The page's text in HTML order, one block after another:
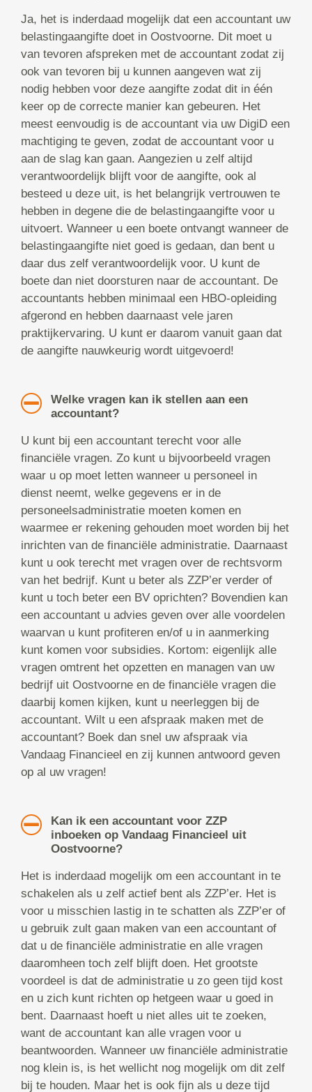
Ja, het is inderdaad mogelijk dat een accountant uw
belastingaangifte doet in Oostvoorne. Dit moet u
van tevoren afspreken met de accountant zodat zij
ook van tevoren bij u kunnen aangeven wat zij
nodig hebben voor deze aangifte zodat dit in één
keer op de correcte manier kan gebeuren. Het
meest eenvoudig is de accountant via uw DigiD een
machtiging te geven, zodat de accountant voor u
aan de slag kan gaan. Aangezien u zelf altijd
verantwoordelijk blijft voor de aangifte, ook al
besteed u deze uit, is het belangrijk vertrouwen te
hebben in degene die de belastingaangifte voor u
uitvoert. Wanneer u een boete ontvangt wanneer de
belastingaangifte niet goed is gedaan, dan bent u
daar dus zelf verantwoordelijk voor. U kunt de
boete dan niet doorsturen naar de accountant. De
accountants hebben minimaal een HBO-opleiding
afgerond en hebben daarnaast vele jaren
praktijkervaring. U kunt er daarom vanuit gaan dat
de aangifte nauwkeurig wordt uitgevoerd!
Welke vragen kan ik stellen aan een
accountant?
U kunt bij een accountant terecht voor alle
financiële vragen. Zo kunt u bijvoorbeeld vragen
waar u op moet letten wanneer u personeel in
dienst neemt, welke gegevens er in de
personeelsadministratie moeten komen en
waarmee er rekening gehouden moet worden bij het
inrichten van de financiële administratie. Daarnaast
kunt u ook terecht met vragen over de rechtsvorm
van het bedrijf. Kunt u beter als ZZP’er verder of
kunt u toch beter een BV oprichten? Bovendien kan
een accountant u advies geven over alle voordelen
waarvan u kunt profiteren en/of u in aanmerking
kunt komen voor subsidies. Kortom: eigenlijk alle
vragen omtrent het opzetten en managen van uw
bedrijf uit Oostvoorne en de financiële vragen die
daarbij komen kijken, kunt u neerleggen bij de
accountant. Wilt u een afspraak maken met de
accountant? Boek dan snel uw afspraak via
Vandaag Financieel en zij kunnen antwoord geven
op al uw vragen!
Kan ik een accountant voor ZZP
inboeken op Vandaag Financieel uit
Oostvoorne?
Het is inderdaad mogelijk om een accountant in te
schakelen als u zelf actief bent als ZZP’er. Het is
voor u misschien lastig in te schatten als ZZP’er of
u gebruik zult gaan maken van een accountant of
dat u de financiële administratie en alle vragen
daaromheen toch zelf blijft doen. Het grootste
voordeel is dat de administratie u zo geen tijd kost
en u zich kunt richten op hetgeen waar u goed in
bent. Daarnaast hoeft u niet alles uit te zoeken,
want de accountant kan alle vragen voor u
beantwoorden. Wanneer uw financiële administratie
nog klein is, is het wellicht nog mogelijk om dit zelf
bij te houden. Maar het is ook fijn als u deze tijd